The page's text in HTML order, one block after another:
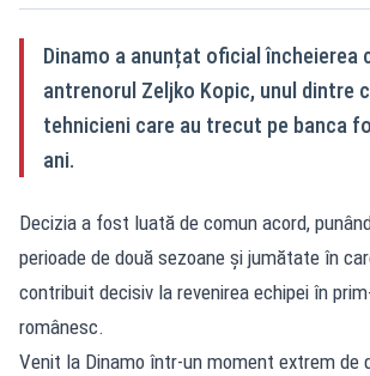
Dinamo a anunțat oficial încheierea
antrenorul Zeljko Kopic, unul dintre
tehnicieni care au trecut pe banca
ani.
Decizia a fost luată de comun acord,
perioade de două sezoane și jumătate în
contribuit decisiv la revenirea echipei în
românesc.
Venit la Dinamo într-un moment extrem de